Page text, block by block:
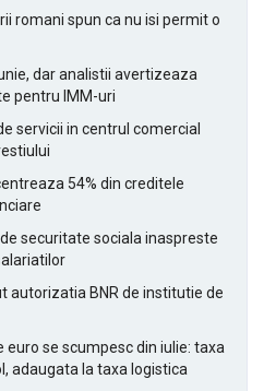
romani spun ca nu isi permit o
dar analistii avertizeaza
pentru IMM-uri
servicii in centrul comercial
54% din creditele
securitate sociala inaspreste
autorizatia BNR de institutie de
euro se scumpesc din iulie: taxa
adaugata la taxa logistica